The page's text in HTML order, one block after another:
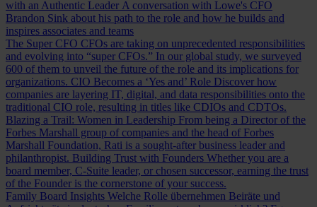
with an Authentic Leader A conversation with Lowe's CFO
Brandon Sink about his path to the role and how he builds and
inspires associates and teams
The Super CFO CFOs are taking on unprecedented responsibilities
and evolving into “super CFOs.” In our global study, we surveyed
600 of them to unveil the future of the role and its implications for
organizations. CIO Becomes a ‘Yes and’ Role Discover how
companies are layering IT, digital, and data responsibilities onto the
traditional CIO role, resulting in titles like CDIOs and CDTOs.
Blazing a Trail: Women in Leadership From being a Director of the
Forbes Marshall group of companies and the head of Forbes
Marshall Foundation, Rati is a sought-after business leader and
philanthropist. Building Trust with Founders Whether you are a
board member, C-Suite leader, or chosen successor, earning the trust
of the Founder is the cornerstone of your success.
Family Board Insights Welche Rolle übernehmen Beiräte und